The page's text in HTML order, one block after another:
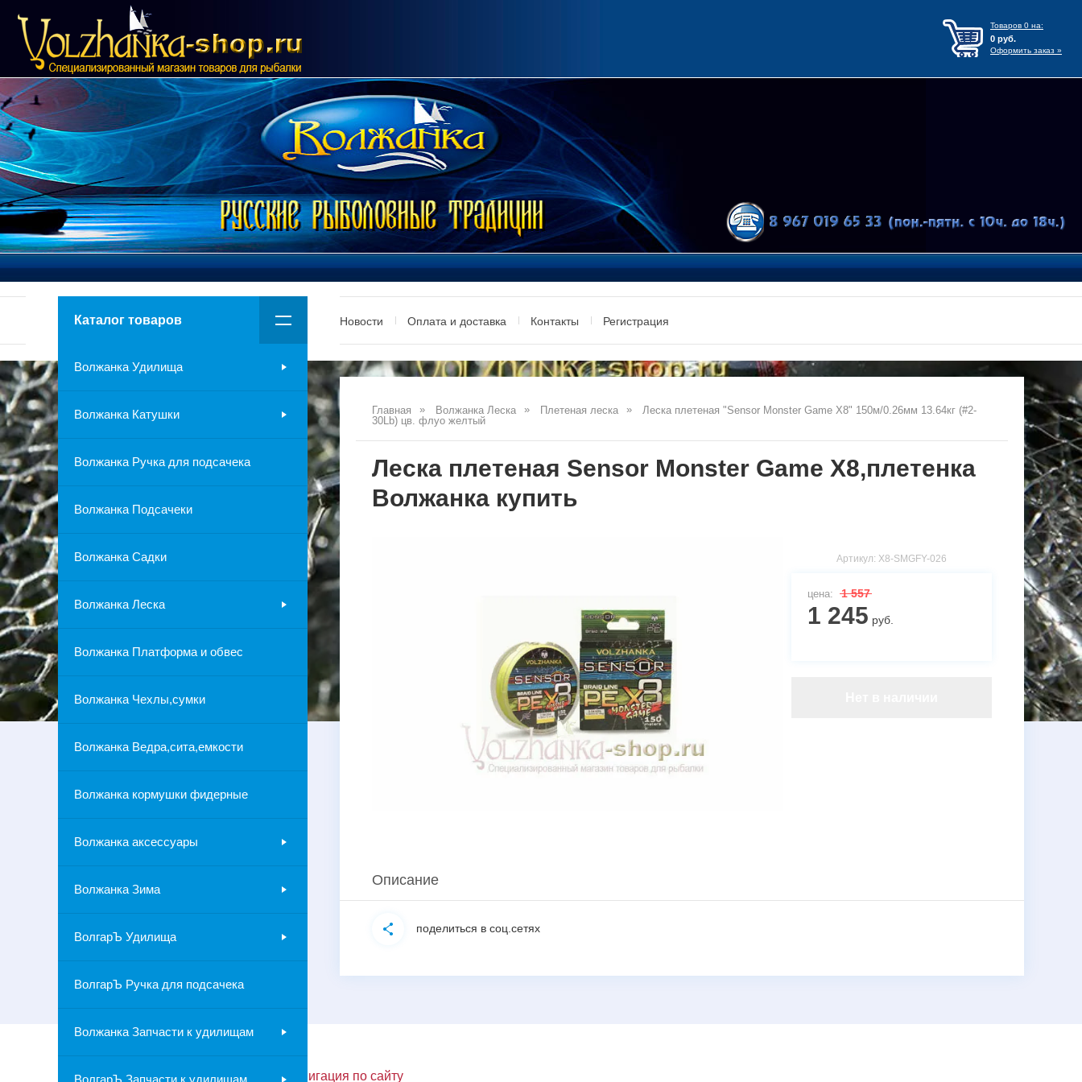
Товаров 0 на:
0 руб.
Оформить заказ »
Каталог товаров
Волжанка Удилища
Волжанка Катушки
Волжанка Ручка для подсачека
Волжанка Подсачеки
Волжанка Садки
Волжанка Леска
Волжанка Платформа и обвес
Волжанка Чехлы,сумки
Волжанка Ведра,сита,емкости
Волжанка кормушки фидерные
Волжанка аксессуары
Волжанка Зима
ВолгарЪ Удилища
ВолгарЪ Ручка для подсачека
Волжанка Запчасти к удилищам
ВолгарЪ Запчасти к удилищам
Новости Оплата и доставка Контакты Регистрация
Главная Волжанка Леска Плетеная леска
Леска плетеная "Sensor Monster Game X8" 150м/0.26мм 13.64кг (#2-
30Lb) цв. флуо желтый
Леска плетеная Sensor Monster Game X8,плетенка
Волжанка купить
Артикул: X8-SMGFY-026
цена: 1 557
1 245 руб.
Описание
поделиться в соц.сетях
Контакты Навигация по сайту